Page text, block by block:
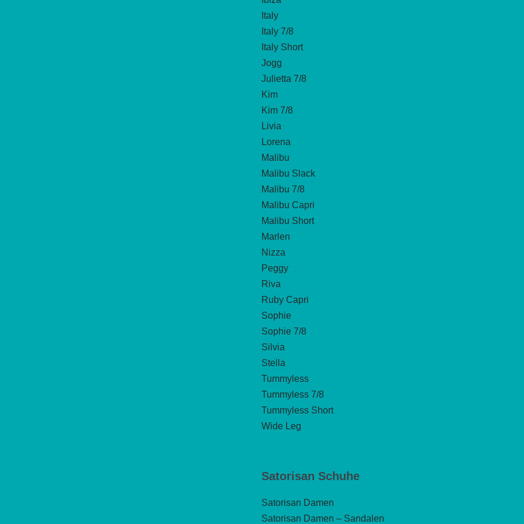
Italy
Italy 7/8
Italy Short
Jogg
Julietta 7/8
Kim
Kim 7/8
Livia
Lorena
Malibu
Malibu Slack
Malibu 7/8
Malibu Capri
Malibu Short
Marlen
Nizza
Peggy
Riva
Ruby Capri
Sophie
Sophie 7/8
Silvia
Stella
Tummyless
Tummyless 7/8
Tummyless Short
Wide Leg
Satorisan Schuhe
Satorisan Damen
Satorisan Damen – Sandalen